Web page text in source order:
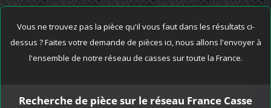
Vous ne trouvez pas la pièce qu'il vous faut dans les résultats ci-
dessus ? Faites votre demande de pièces ici, nous allons l'envoyer à
l'ensemble de notre réseau de casses sur toute la France.
Recherche de pièce sur le réseau France Casse